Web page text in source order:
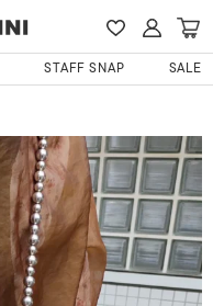
STAFF SNAP SALE